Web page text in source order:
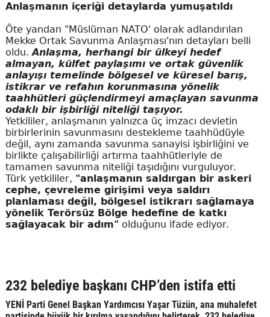
Anlaşmanın içeriği detaylarda yumuşatıldı
Öte yandan "Müslüman NATO' olarak adlandırılan
Mekke Ortak Savunma Anlaşması'nın detayları belli
oldu.Anlaşma, herhangi bir ülkeyi hedef
almayan, külfet paylaşımı ve ortak güvenlik
anlayışı temelinde bölgesel ve küresel barış,
istikrar ve refahın korunmasına yönelik
taahhütleri güçlendirmeyi amaçlayan savunma
odaklı bir işbirliği niteliği taşıyor.
Yetkililer, anlaşmanın yalnızca üç imzacı devletin
birbirlerinin savunmasını destekleme taahhüdüyle
değil, aynı zamanda savunma sanayisi işbirliğini ve
birlikte çalışabilirliği artırma taahhütleriyle de
tamamen savunma niteliği taşıdığını vurguluyor.
Türk yetkililer, "anlaşmanın saldırgan bir askeri
cephe, çevreleme girişimi veya saldırı
planlaması değil, bölgesel istikrarı sağlamaya
yönelik Terörsüz Bölge hedefine de katkı
sağlayacak bir adım" olduğunu ifade ediyor.
232 belediye başkanı CHP’den istifa etti
YENİ Parti Genel Başkan Yardımcısı Yaşar Tüzün, ana muhalefet